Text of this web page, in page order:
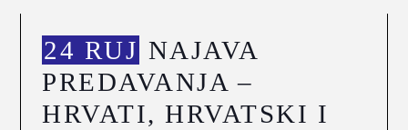
24 RUJ NAJAVA
PREDAVANJA –
HRVATI, HRVATSKI I